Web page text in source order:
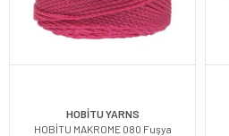
HOBİTU YARNS
HOBİTU MAKROME 080 Fuşya